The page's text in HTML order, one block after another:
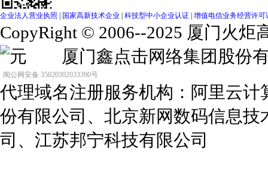
企业法人营业执照 国家高新技术企业 科技型中小企业认证 增值电信业务经营许可
CopyRight © 2006--2025 厦门火
元 厦门鑫点击网络集团股
闽公网安备 35020302033390号
代理域名注册服务机构：阿里云
份有限公司、北京新网数码信息
司、江苏邦宁科技有限公司